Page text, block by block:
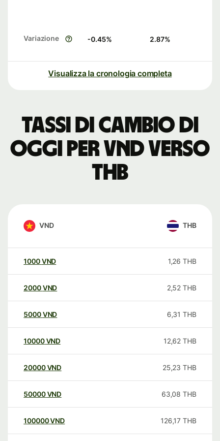
Variazione -0.45% 2.87%
Visualizza la cronologia completa
Tassi di cambio di
oggi per VND verso
THB
VND THB
1000VND 1,26 THB
2000VND 2,52 THB
5000VND 6,31 THB
10000 VND 12,62 THB
20000 VND 25,23 THB
50000 VND 63,08 THB
100000VND 126,17 THB